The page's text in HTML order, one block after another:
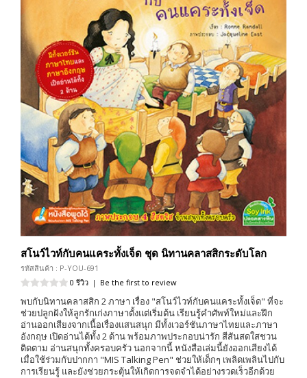
สโนว์ไวท์กับคนแคระทั้งเจ็ด ชุด นิทานคลาสสิกระดับโลก
รหัสสินค้า : P-YOU-691
0 รีวิว | Be the first to review
พบกับนิทานคลาสสิก 2 ภาษา เรื่อง "สโนว์ไวท์กับคนแคระทั้งเจ็ด" ที่จะ
ช่วยปลูกฝังให้ลูกรักเก่งภาษาตั้งแต่เริ่มต้น เรียนรู้คำศัพท์ใหม่และฝึก
อ่านออกเสียงจากเนื้อเรื่องแสนสนุก มีทั้งเวอร์ชันภาษาไทยและภาษา
อังกฤษ เปิดอ่านได้ทั้ง 2 ด้าน พร้อมภาพประกอบน่ารัก สีสันสดใสชวน
ติดตาม อ่านสนุกทั้งครอบครัว นอกจากนี้ หนังสือเล่มนี้ยังออกเสียงได้
เมื่อใช้ร่วมกับปากกา "MIS Talking Pen" ช่วยให้เด็กๆ เพลิดเพลินไปกับ
การเรียนรู้ และยังช่วยกระตุ้นให้เกิดการจดจำได้อย่างรวดเร็วอีกด้วย